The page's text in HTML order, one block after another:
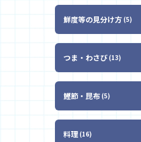
鮮度等の見分け方 5
つま・わさび 13
鰹節・昆布 5
料理 16